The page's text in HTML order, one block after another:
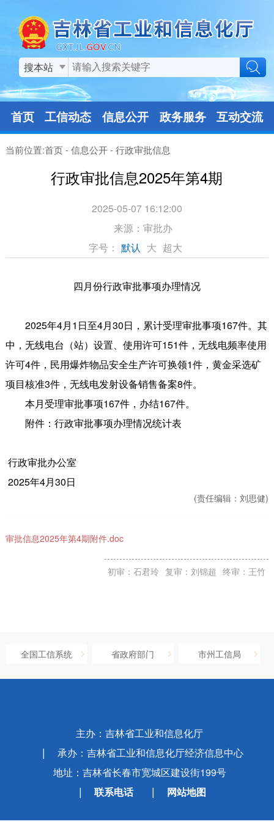
搜本站
首页 工信动态 信息公开 政务服务 互动交流
当前位置:首页-信息公开-行政审批信息
行政审批信息2025年第4期
2025-05-07 16:12:00
来源： 审批办
字号： 默认 大 超大
四月份行政审批事项办理情况
2025年4月1日至4月30日，累计受理审批事项167件。其
中，无线电台（站）设置、使用许可151件，无线电频率使用
许可4件，民用爆炸物品安全生产许可换领1件，黄金采选矿
项目核准3件，无线电发射设备销售备案8件。
本月受理审批事项167件，办结167件。
附件：行政审批事项办理情况统计表
行政审批办公室
2025年4月30日
(责任编辑：刘思健)
审批信息2025年第4期附件.doc
初审：石君玲 复审：刘锦超 终审：王竹
全国工信系统 省政府部门 市州工信局
主办：吉林省工业和信息化厅
承办：吉林省工业和信息化厅经济信息中心
地址：吉林省长春市宽城区建设街199号
联系电话
网站地图